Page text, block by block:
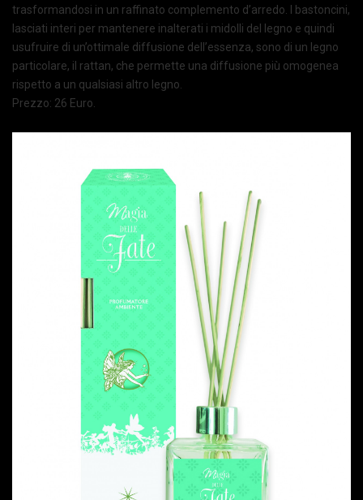
trasformandosi in un raffinato complemento d’arredo. I bastoncini,
lasciati interi per mantenere inalterati i midolli del legno e quindi
usufruire di un’ottimale diffusione dell’essenza, sono di un legno
particolare, il rattan, che permette una diffusione più omogenea
rispetto a un qualsiasi altro legno.
Prezzo: 26 Euro.